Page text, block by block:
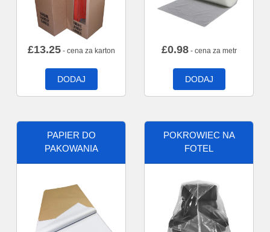
£13.25- cena za karton
DODAJ
£0.98- cena za metr
DODAJ
PAPIER DO
PAKOWANIA
POKROWIEC NA
FOTEL